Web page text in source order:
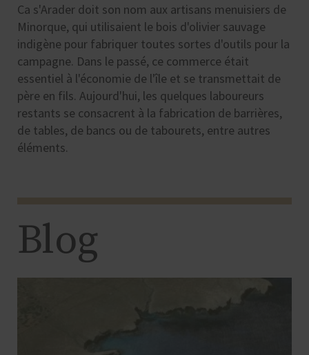
Ca s'Arader doit son nom aux artisans menuisiers de
Minorque, qui utilisaient le bois d'olivier sauvage
indigène pour fabriquer toutes sortes d'outils pour la
campagne. Dans le passé, ce commerce était
essentiel à l'économie de l'île et se transmettait de
père en fils. Aujourd'hui, les quelques laboureurs
restants se consacrent à la fabrication de barrières,
de tables, de bancs ou de tabourets, entre autres
éléments.
Blog